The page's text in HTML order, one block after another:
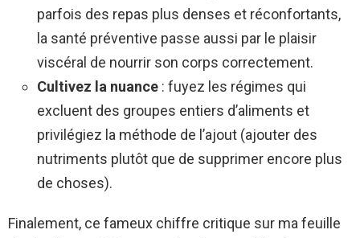
parfois des repas plus denses et réconfortants,
la santé préventive passe aussi par le plaisir
viscéral de nourrir son corps correctement.
Cultivez la nuance : fuyez les régimes qui
excluent des groupes entiers d’aliments et
privilégiez la méthode de l’ajout (ajouter des
nutriments plutôt que de supprimer encore plus
de choses).
Finalement, ce fameux chiffre critique sur ma feuille